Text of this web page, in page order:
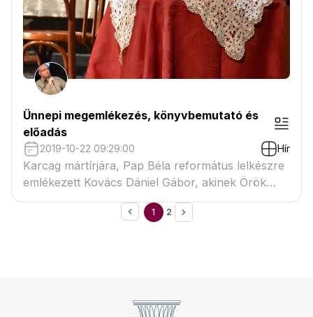
Ünnepi megemlékezés, könyvbemutató és
előadás
2019-10-22 09:29:00 Hír
Karcag mártírjára, Pap Béla református lelkészre
emlékezett Kovács Dániel Gábor, akinek Örök
kőszálra állva címmel jelent meg könyve a
rejtélyes körülmények között Bakonyban eltűnt
1 2